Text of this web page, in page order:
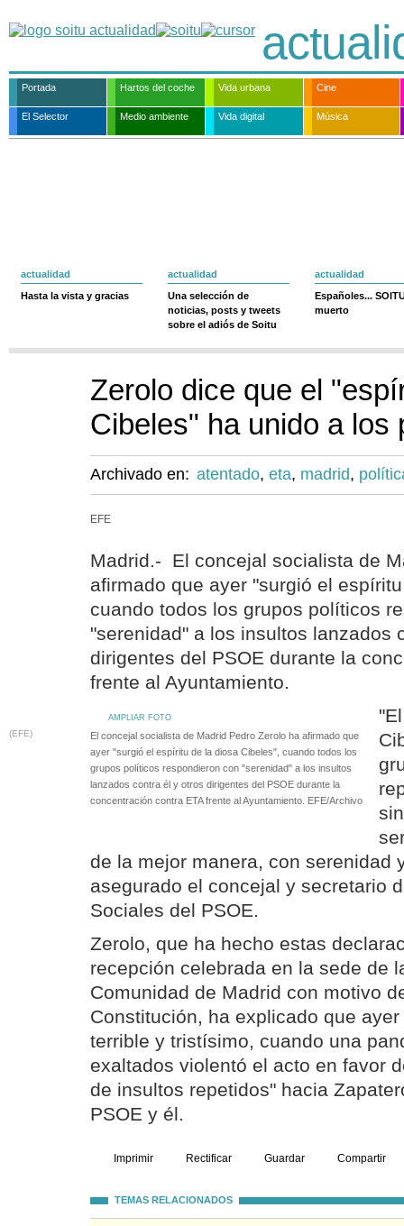
Portada Hartos del coche Vida urbana Cine
El Selector Medio ambiente Vida digital Música
actualidad
Hasta la vista y gracias
actualidad
Una selección de
noticias, posts y tweets
sobre el adiós de Soitu
actualidad
Españoles...
muerto
Zerolo dice que el
Cibeles" ha unido a los
Archivado en: atentado, eta, madrid,
EFE
Madrid.- El concejal socialista de
afirmado que ayer "surgió el
cuando todos los grupos políticos
"serenidad" a los insultos lanzados
dirigentes del PSOE durante la
frente al Ayuntamiento.
AMPLIAR FOTO
(EFE)
El concejal socialista de Madrid Pedro Zerolo ha afirmado que
ayer "surgió el espíritu de la diosa Cibeles", cuando todos los
grupos políticos respondieron con "serenidad" a los insultos
lanzados contra él y otros dirigentes del PSOE durante la
concentración contra ETA frente al Ayuntamiento. EFE/Archivo
de la mejor manera, con serenidad
asegurado el concejal y secretario
Sociales del PSOE.
Zerolo, que ha hecho estas
recepción celebrada en la sede de
Comunidad de Madrid con motivo
Constitución, ha explicado que
terrible y tristísimo, cuando una
exaltados violentó el acto en favor
de insultos repetidos" hacia
PSOE y él.
Imprimir Rectificar Guardar Compartir
TEMAS RELACIONADOS